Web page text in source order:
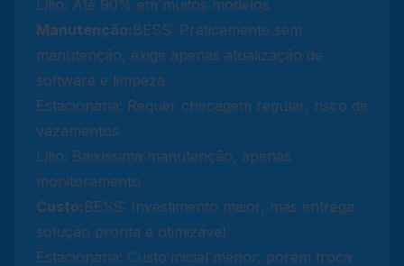
Lítio: Até 90% em muitos modelos
Manutenção: BESS: Praticamente sem
manutenção, exige apenas atualização de
software e limpeza
Estacionária: Requer checagem regular, risco de
vazamentos
Lítio: Baixíssima manutenção, apenas
monitoramento
Custo: BESS: Investimento maior, mas entrega
solução pronta e otimizável
Estacionária: Custo inicial menor, porém troca